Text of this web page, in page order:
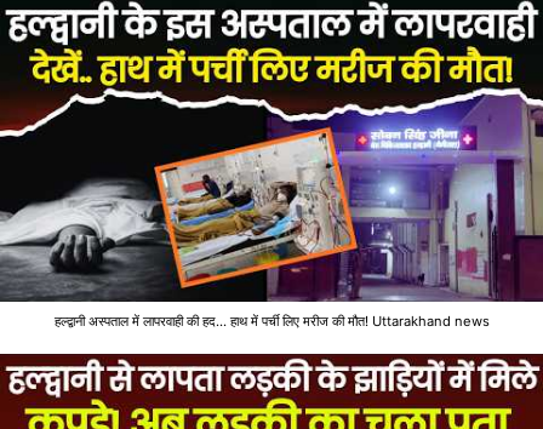
हल्द्वानी अस्पताल में लापरवाही की हद... हाथ में पर्ची लिए मरीज की मौत! Uttarakhand news